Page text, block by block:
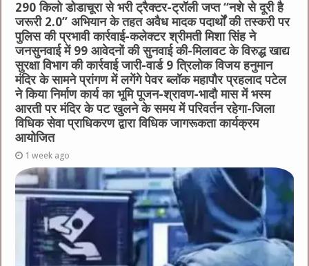
290 किलो डोडाचूरा से भरी ट्रैक्टर-ट्रॉली जप्त “नशे से दूरी है
जरूरी 2.0” अभियान के तहत अवैध मादक पदार्थों की तस्करी पर
पुलिस की प्रभावी कार्रवाई-कलेक्टर श्रीमती मिशा सिंह ने
जनसुनवाई में 99 आवेदनों की सुनवाई की-मिलावट के विरुद्ध खाद्य
सुरक्षा विभाग की कार्रवाई जारी-वार्ड 9 त्रिलोक विजय हनुमान
मंदिर के सामने प्रांगण में लगेंगे पेवर ब्लॉक महापौर प्रहलाद पटेल
ने किया निर्माण कार्य का भूमि पूजन-श्रावण-भादौ मास में भस्म
आरती पर मंदिर के पट खुलने के समय में परिवर्तन रहेगा-जिला
विधिक सेवा प्राधिकरण द्वारा विधिक जागरूकता कार्यक्रम
आयोजित
1 week ago